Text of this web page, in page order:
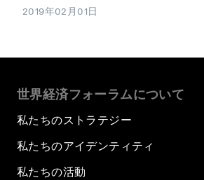
2019年02月01日
世界経済フォーラムについて
私たちのストラテジー
私たちのアイデンティティ
私たちの活動